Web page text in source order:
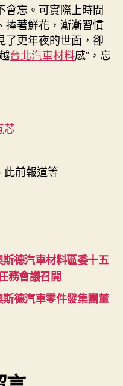
會忘。可實際上時間
捧著鮮花，漸漸習慣
了更年夜的世面，卻
台北汽車材料感”，忘
芯
此前報道等
德汽車材料區委十五
務會議召開
德汽車零件發集團董